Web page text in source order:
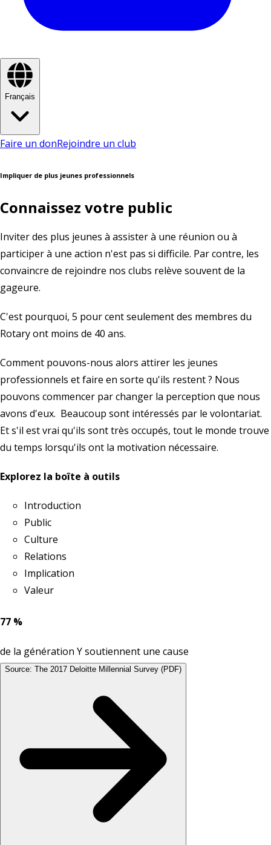
Français
Faire un donRejoindre un club
Impliquer de plus jeunes professionnels
Connaissez votre public
Inviter des plus jeunes à assister à une réunion ou à
participer à une action n'est pas si difficile. Par contre, les
convaincre de rejoindre nos clubs relève souvent de la
gageure.
C'est pourquoi, 5 pour cent seulement des membres du
Rotary ont moins de 40 ans.
Comment pouvons-nous alors attirer les jeunes
professionnels et faire en sorte qu'ils restent ? Nous
pouvons commencer par changer la perception que nous
avons d'eux. Beaucoup sont intéressés par le volontariat.
Et s'il est vrai qu'ils sont très occupés, tout le monde trouve
du temps lorsqu'ils ont la motivation nécessaire.
Explorez la boîte à outils
Introduction
Public
Culture
Relations
Implication
Valeur
77 %
de la génération Y soutiennent une cause
Source: The 2017 Deloitte Millennial Survey (PDF)